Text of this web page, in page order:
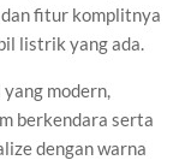
dan fitur komplitnya
listrik yang ada.
modern,
berkendara serta
dengan warna